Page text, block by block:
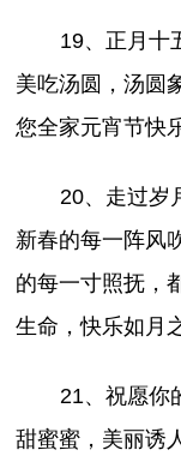
19、正月十
美吃汤圆，汤圆
您全家元宵节快
20、走过岁
新春的每一阵风
的每一寸照抚，
生命，快乐如月
21、祝愿你
甜蜜蜜，美丽诱